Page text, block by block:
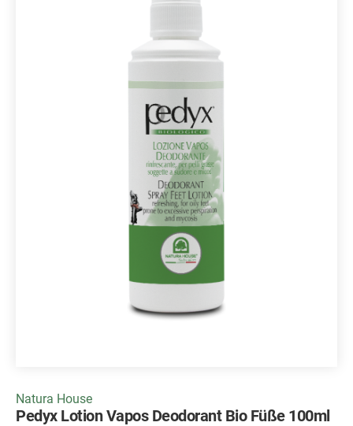
Natura House
Pedyx Lotion Vapos Deodorant Bio Füße 100ml